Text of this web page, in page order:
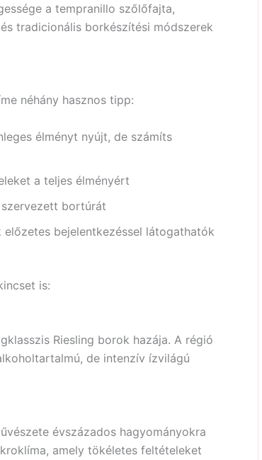
a tempranillo szőlőfajta,
tradicionális borkészítési módszerek
néhány hasznos tipp:
élményt nyújt, de számíts
a teljes élményért
bortúrát
bejelentkezéssel látogathatók
is:
Riesling borok hazája. A régió
de intenzív ízvilágú
évszázados hagyományokra
amely tökéletes feltételeket